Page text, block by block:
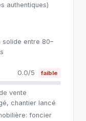
authentiques)
entre 80–
0.0/5 faible
vente
chantier lancé
foncier